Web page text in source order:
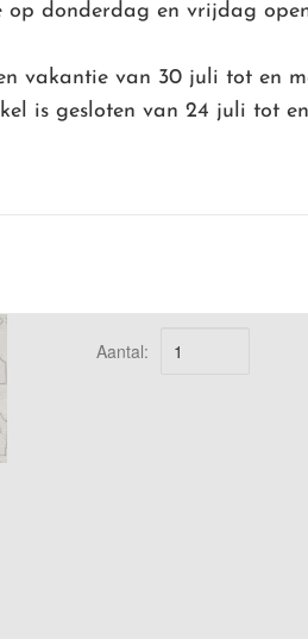
€ 2,30
Aantal:
op donderdag en vrijdag
vakantie van 30 juli tot en
is gesloten van 24 juli tot